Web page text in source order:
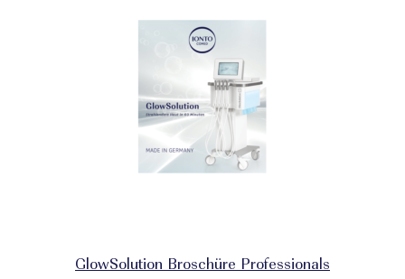
GlowSolution Broschüre Professionals